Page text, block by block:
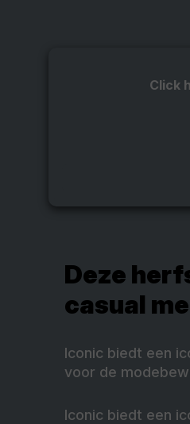
Click
Deze
casual
Iconic biedt een
voor de
Iconic biedt een